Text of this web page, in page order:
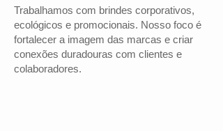
Trabalhamos com brindes corporativos,
ecológicos e promocionais. Nosso foco é
fortalecer a imagem das marcas e criar
conexões duradouras com clientes e
colaboradores.